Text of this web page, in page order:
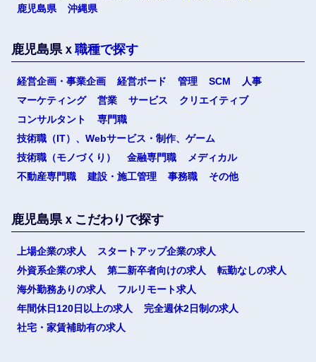
選択する
鹿児島県
沖縄県
鹿児島県ｘ 職種で探す
経営企画・事業企画 経営ボード 管理 SCM
人事
マーケティング
営業 サービス
クリエイティブ
コンサルタント
専門職
技術職（IT）、Webサービス・制作、ゲーム
技術職（モノづくり）
金融専門職
メディカル
不動産専門職
建設・施工管理 事務職 その他
鹿児島県ｘこだわりで探す
上場企業の求人
スタートアップ企業の求人
外資系企業の求人
第二新卒者向けの求人
転勤なしの求人
海外勤務ありの求人
フルリモート求人
年間休日120日以上の求人
完全週休2日制の求人
社宅・家賃補助有の求人